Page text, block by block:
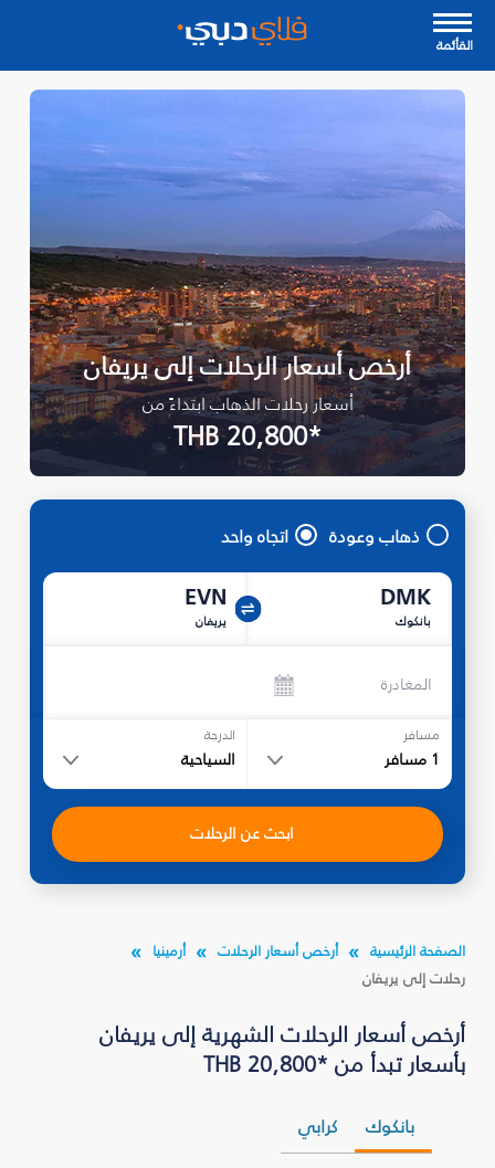
القأئمة
أرخص أسعار الرحلات إلى يريفان
أسعار رحلات الذهاب ابتداءً من
*THB 20,800
ذهاب وعودة اتجاه واحد
DMK
بانكوك
EVN
يريفان
المغادرة
مسافر
1 مسافر
الدرجة
السياحية
ابحث عن الرحلات
الصفحة الرئيسية أرخص أسعار الرحلات
أرمينيا
رحلات إلى يريفان
أرخص أسعار الرحلات الشهرية إلى يريفان
بأسعار تبدأ من *THB 20,800
بانكوك كرابي